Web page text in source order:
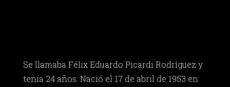
Se llamaba Félix Eduardo Picardi Rodríguez y
tenía 24 años. Nació el 17 de abril de 1953 en